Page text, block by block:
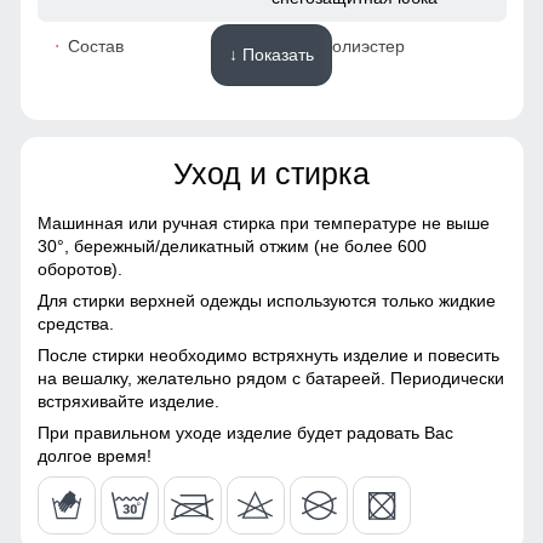
Это практичное и удобное решение для повседневного
другие необходимые мелочи, позволяя обойтись без
сумки. Карманы расположены удобно и защищены от
ветра, что делает их идеальными для холодной погоды.
50
59
54 (XXL)
Состав 100% Полиэстер
Мембранные материалы,
Полиэстер, Плащевка,
Материал подкладки
куртки
Полиэстер/
Материал подкладки
капюшона
Материал подкладки
воротника
Материал наполнителя Синтепон
Фактура материала плотная
↓ Показать
Уход и стирка
Машинная или ручная стирка при температуре не выше
30°, бережный/деликатный отжим (не более 600
оборотов).
Для стирки верхней одежды используются только жидкие
средства.
После стирки необходимо встряхнуть изделие и повесить
на вешалку, желательно рядом с батареей. Периодически
встряхивайте изделие.
При правильном уходе изделие будет радовать Вас
долгое время!